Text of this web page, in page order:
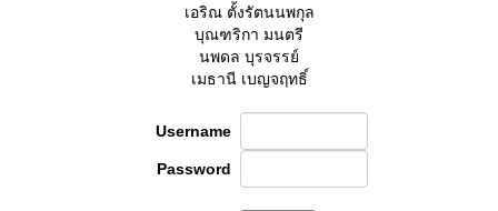
เอริณ ตั้งรัตนนพกุล
บุณฑริกา มนตรี
นพดล บุรจรรย์
เมธานี เบญจฤทธิ์
Username
Password